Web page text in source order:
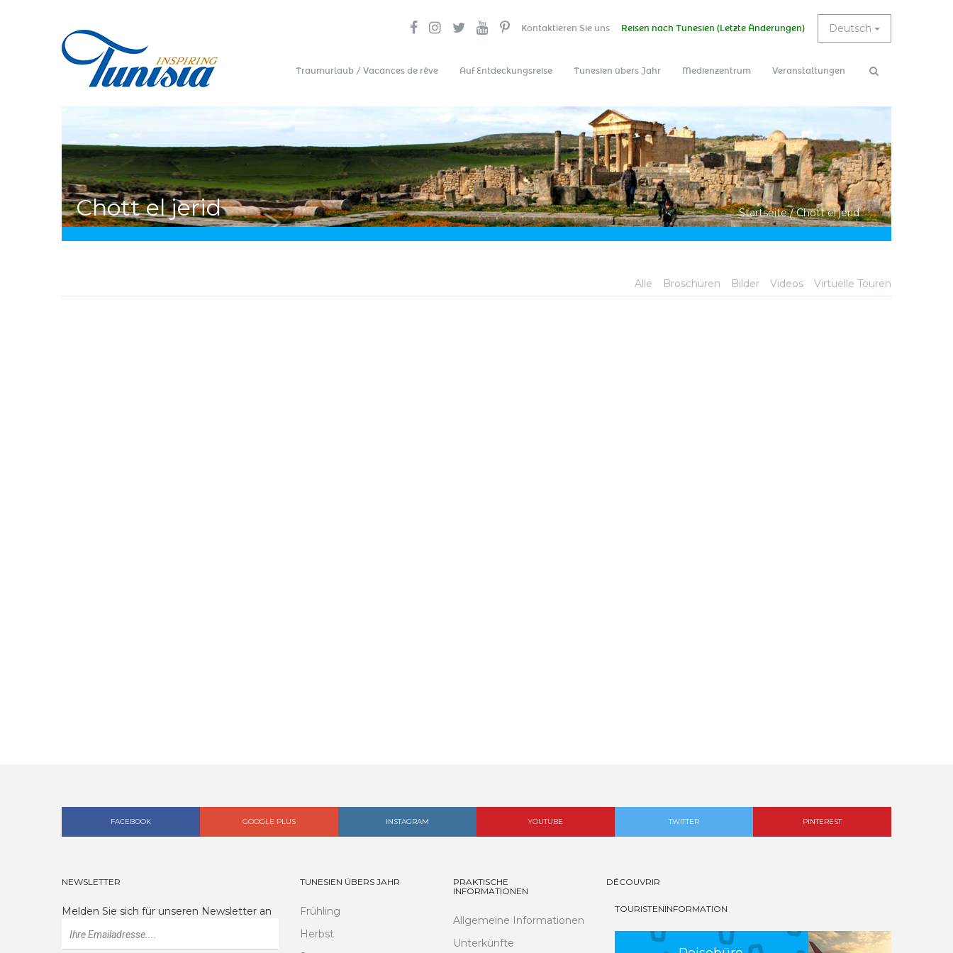
Deutsch
Kontaktieren Sie uns Reisen nach Tunesien (Letzte Änderungen)
Traumurlaub / Vacances de rêve Auf Entdeckungsreise Tunesien übers Jahr Medienzentrum Veranstaltungen
Suchformular
Sie
sind
Startseite / Chott el jerid
Chott el jerid
Alle Broschüren Bilder Videos Virtuelle Touren
FACEBOOK GOOGLE PLUS INSTAGRAM YOUTUBE TWITTER PINTEREST
NEWSLETTER
Melden Sie sich für unseren Newsletter an
TUNESIEN ÜBERS JAHR
Frühling
Herbst
PRAKTISCHE
INFORMATIONEN
Allgemeine Informationen
Unterkünfte
DÉCOUVRIR
TOURISTENINFORMATION